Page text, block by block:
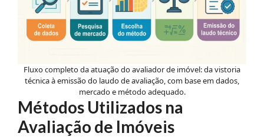
Fluxo completo da atuação do avaliador de imóvel: da vistoria
técnica à emissão do laudo de avaliação, com base em dados,
mercado e método adequado.
Métodos Utilizados na
Avaliação de Imóveis